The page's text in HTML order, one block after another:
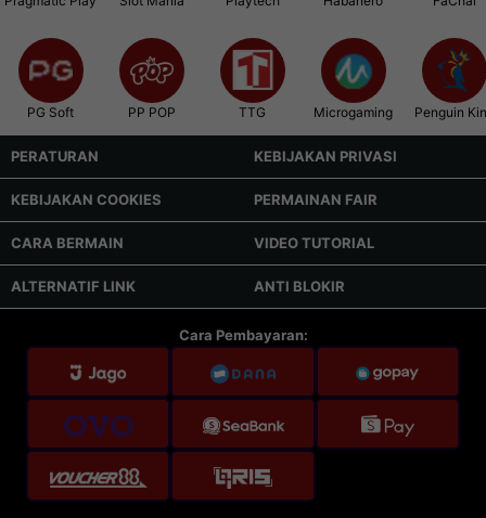
PG Soft PP POP TTG Microgaming Penguin
PERATURAN KEBIJAKAN PRIVASI
KEBIJAKAN COOKIES PERMAINAN FAIR
CARA BERMAIN VIDEO TUTORIAL
ALTERNATIF LINK ANTI BLOKIR
Cara Pembayaran: